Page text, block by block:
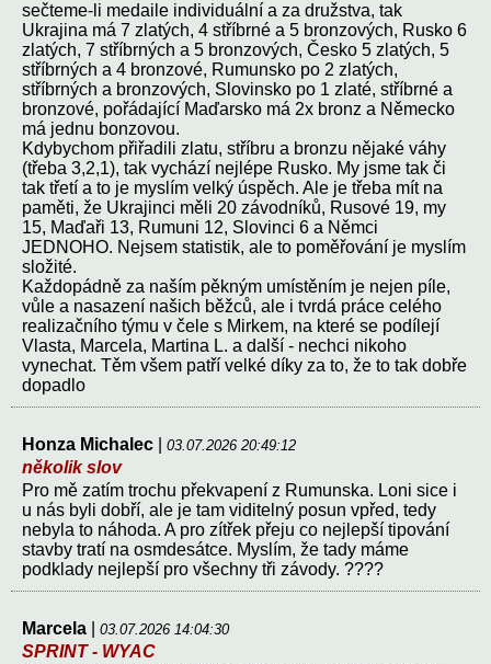
sečteme-li medaile individuální a za družstva, tak
Ukrajina má 7 zlatých, 4 stříbrné a 5 bronzových, Rusko 6
zlatých, 7 stříbrných a 5 bronzových, Česko 5 zlatých, 5
stříbrných a 4 bronzové, Rumunsko po 2 zlatých,
stříbrných a bronzových, Slovinsko po 1 zlaté, stříbrné a
bronzové, pořádající Maďarsko má 2x bronz a Německo
má jednu bonzovou.
Kdybychom přiřadili zlatu, stříbru a bronzu nějaké váhy
(třeba 3,2,1), tak vychází nejlépe Rusko. My jsme tak či
tak třetí a to je myslím velký úspěch. Ale je třeba mít na
paměti, že Ukrajinci měli 20 závodníků, Rusové 19, my
15, Maďaři 13, Rumuni 12, Slovinci 6 a Němci
JEDNOHO. Nejsem statistik, ale to poměřování je myslím
složité.
Každopádně za naším pěkným umístěním je nejen píle,
vůle a nasazení našich běžců, ale i tvrdá práce celého
realizačního týmu v čele s Mirkem, na které se podílejí
Vlasta, Marcela, Martina L. a další - nechci nikoho
vynechat. Těm všem patří velké díky za to, že to tak dobře
dopadlo
Honza Michalec 03.07.2026 20:49:12
několik slov
Pro mě zatím trochu překvapení z Rumunska. Loni sice i
u nás byli dobří, ale je tam viditelný posun vpřed, tedy
nebyla to náhoda. A pro zítřek přeju co nejlepší tipování
stavby tratí na osmdesátce. Myslím, že tady máme
podklady nejlepší pro všechny tři závody. ????
Marcela 03.07.2026 14:04:30
SPRINT - WYAC